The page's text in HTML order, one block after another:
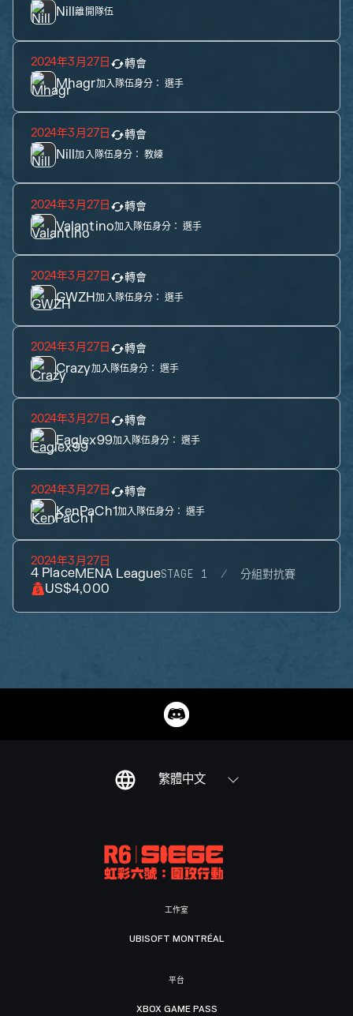
Nill離開隊伍
2024年3月27日 轉會
Mhagr加入隊伍身分： 選手
2024年3月27日 轉會
Nill加入隊伍身分： 教練
2024年3月27日 轉會
Valantino加入隊伍身分： 選手
2024年3月27日 轉會
GWZH加入隊伍身分： 選手
2024年3月27日 轉會
Crazy加入隊伍身分： 選手
2024年3月27日 轉會
Eaglex99加入隊伍身分： 選手
2024年3月27日 轉會
KenPaCh1加入隊伍身分： 選手
2024年3月27日
4 PlaceMENA LeagueSTAGE 1 分組對抗賽
US$4,000
繁體中文
工作室
UBISOFT MONTRÉAL
平台
XBOX GAME PASS